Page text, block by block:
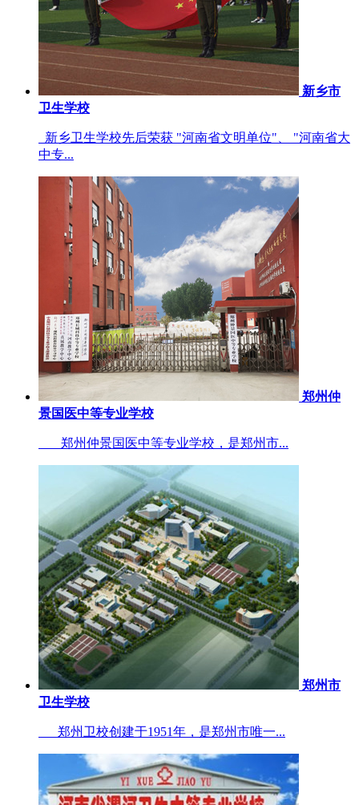
新乡市
卫生学校
新乡卫生学校先后荣获 "河南省文明单位"、 "河南省大
中专...
郑州仲
景国医中等专业学校
郑州仲景国医中等专业学校，是郑州市...
郑州市
卫生学校
郑州卫校创建于1951年，是郑州市唯一...